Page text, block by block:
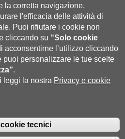
|Coordinate bancarie|Caselle
la corretta navigazione,
l'efficacia delle attività di
Puoi rifiutare i cookie non
cliccando su “Solo cookie
acconsentirne l’utilizzo cliccando
puoi personalizzare le tue scelte
.
leggi la nostra Privacy e cookie
tecnici